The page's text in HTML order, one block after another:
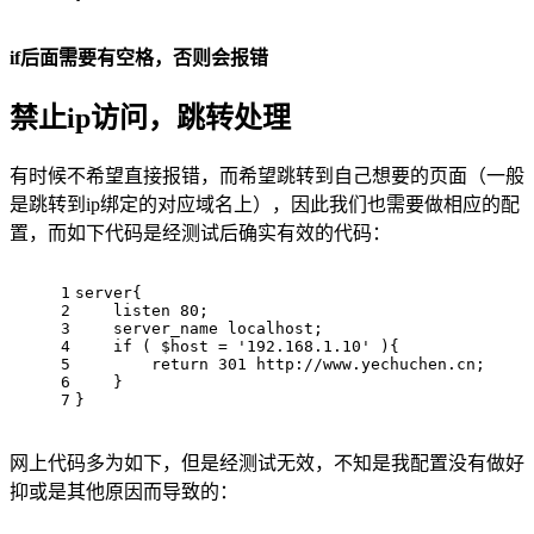
if后面需要有空格，否则会报错
禁止ip访问，跳转处理
有时候不希望直接报错，而希望跳转到自己想要的页面（一般
是跳转到ip绑定的对应域名上），因此我们也需要做相应的配
置，而如下代码是经测试后确实有效的代码：
1
2
3
4
5
6
7
server{
    listen 80;
    server_name localhost;
    if ( $host = '192.168.1.10' ){
        return 301 http://www.yechuchen.cn;
    }
}
网上代码多为如下，但是经测试无效，不知是我配置没有做好
抑或是其他原因而导致的：